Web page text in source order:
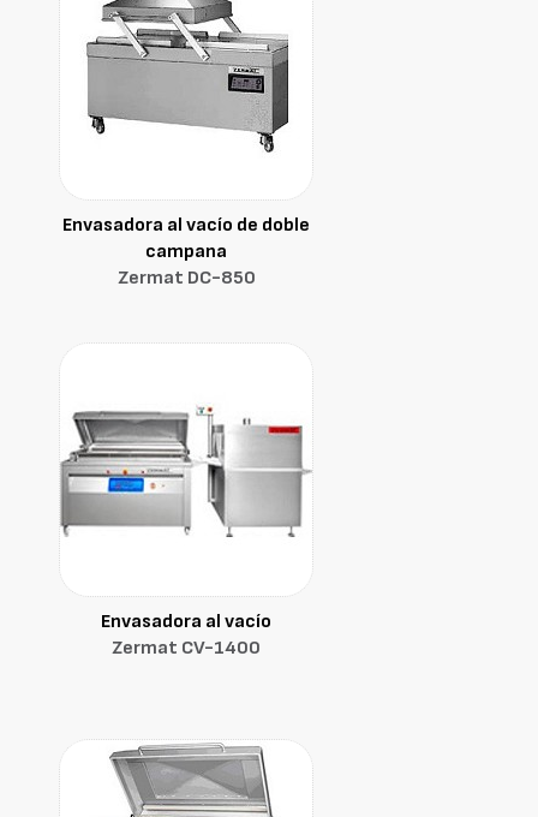
Envasadora al vacío de doble
campana
Zermat DC-850
Envasadora al vacío
Zermat CV-1400